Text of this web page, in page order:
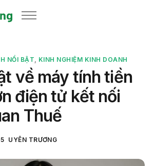
NỔI BẬT, KINH NGHIỆM KINH DOANH
về máy tính tiền
điện tử kết nối
Thuế
UYÊN TRƯƠNG